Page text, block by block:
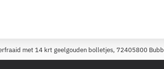
met 14 krt geelgouden bolletjes, 72405800